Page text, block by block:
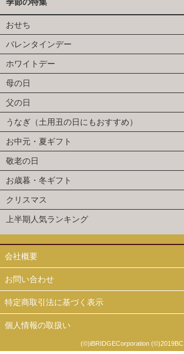
おせち
バレンタインデー
ホワイトデー
母の日
父の日
うなぎ（土用丑の日にもおすすめ）
お中元・夏ギフト
敬老の日
お歳暮・冬ギフト
クリスマス
上半期人気ランキング
会社概要
お問い合わせ
特定商取引法に基づく表示
個人情報の取扱い
(©)iBRIDGECorporation (©)2019BC